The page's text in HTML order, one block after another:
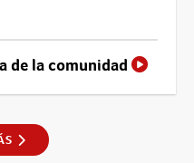
de la comunidad